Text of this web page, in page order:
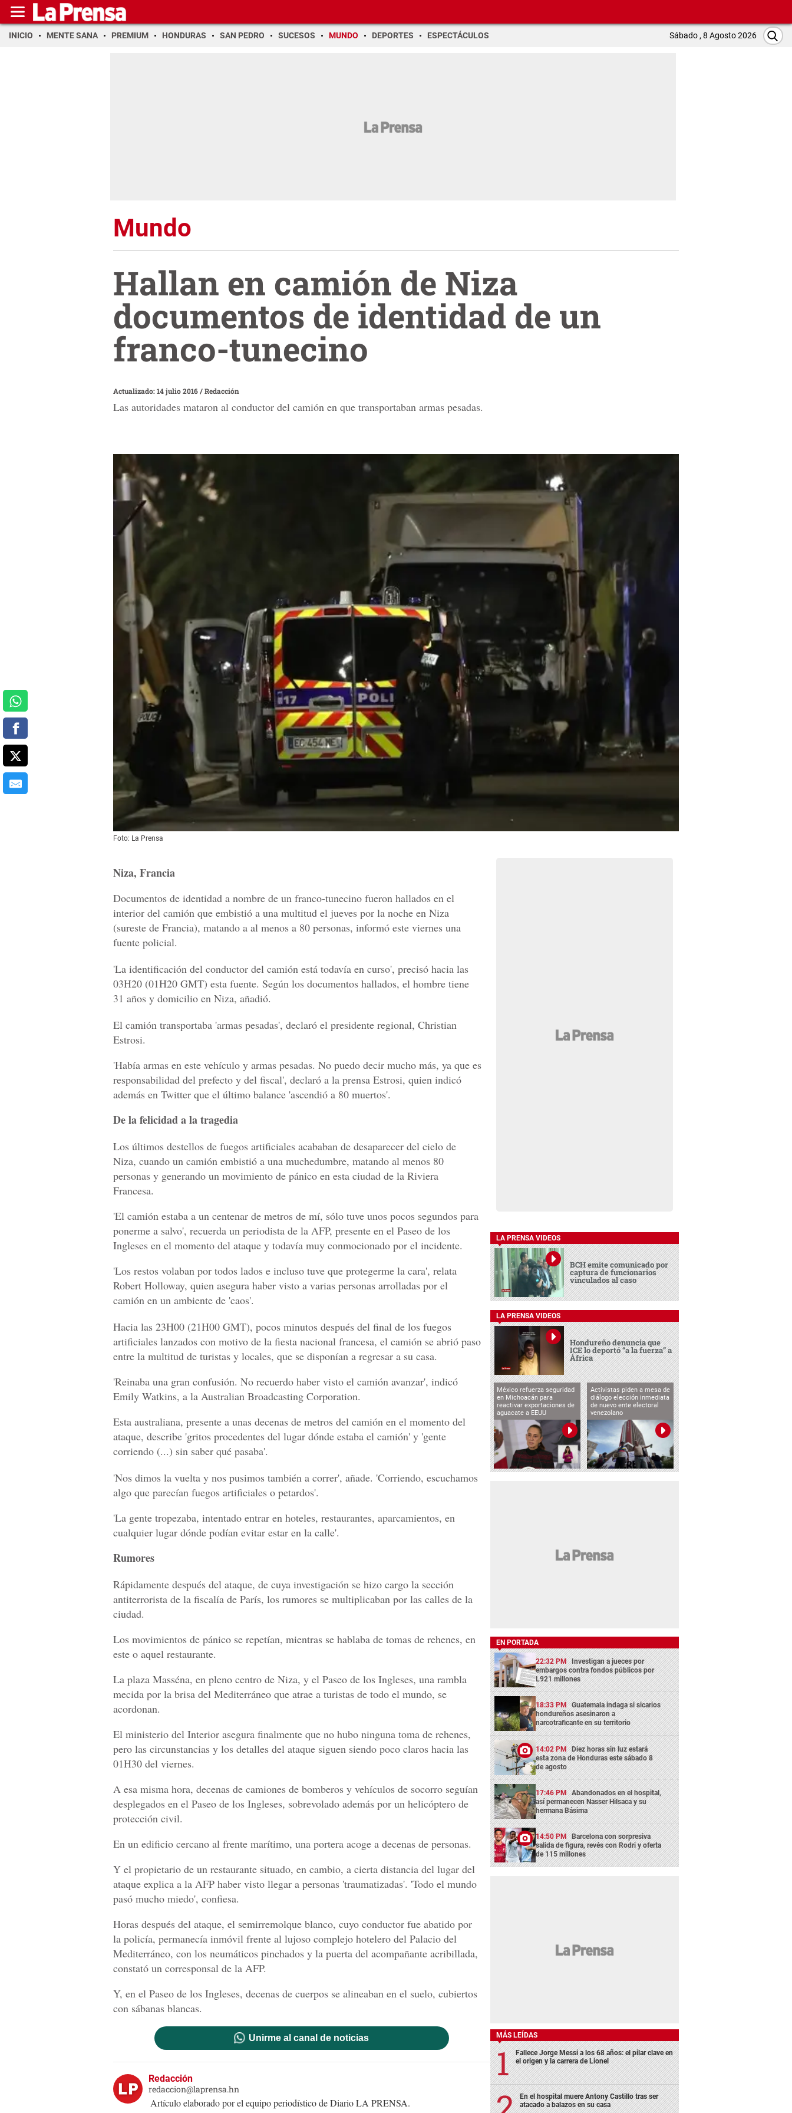
INICIO MENTE SANA PREMIUM HONDURAS SAN PEDRO SUCESOS MUNDO DEPORTES ESPECTÁCULOS Sábado , 8 Agosto 2026
Mundo
Hallan en camión de Niza
documentos de identidad de un
franco-tunecino
Actualizado: 14 julio 2016/Redacción
Las autoridades mataron al conductor del camión en que transportaban armas pesadas.
Foto: La Prensa
Niza, Francia
Documentos de identidad a nombre de un franco-tunecino fueron hallados en el
interior del camión que embistió a una multitud el jueves por la noche en Niza
(sureste de Francia), matando a al menos a 80 personas, informó este viernes una
fuente policial.
'La identificación del conductor del camión está todavía en curso', precisó hacia las
03H20 (01H20 GMT) esta fuente. Según los documentos hallados, el hombre tiene
31 años y domicilio en Niza, añadió.
El camión transportaba 'armas pesadas', declaró el presidente regional, Christian
Estrosi.
'Había armas en este vehículo y armas pesadas. No puedo decir mucho más, ya que es
responsabilidad del prefecto y del fiscal', declaró a la prensa Estrosi, quien indicó
además en Twitter que el último balance 'ascendió a 80 muertos'.
De la felicidad a la tragedia
Los últimos destellos de fuegos artificiales acababan de desaparecer del cielo de
Niza, cuando un camión embistió a una muchedumbre, matando al menos 80
personas y generando un movimiento de pánico en esta ciudad de la Riviera
Francesa.
'El camión estaba a un centenar de metros de mí, sólo tuve unos pocos segundos para
ponerme a salvo', recuerda un periodista de la AFP, presente en el Paseo de los
Ingleses en el momento del ataque y todavía muy conmocionado por el incidente.
'Los restos volaban por todos lados e incluso tuve que protegerme la cara', relata
Robert Holloway, quien asegura haber visto a varias personas arrolladas por el
camión en un ambiente de 'caos'.
Hacia las 23H00 (21H00 GMT), pocos minutos después del final de los fuegos
artificiales lanzados con motivo de la fiesta nacional francesa, el camión se abrió paso
entre la multitud de turistas y locales, que se disponían a regresar a su casa.
'Reinaba una gran confusión. No recuerdo haber visto el camión avanzar', indicó
Emily Watkins, a la Australian Broadcasting Corporation.
Esta australiana, presente a unas decenas de metros del camión en el momento del
ataque, describe 'gritos procedentes del lugar dónde estaba el camión' y 'gente
corriendo (...) sin saber qué pasaba'.
'Nos dimos la vuelta y nos pusimos también a correr', añade. 'Corriendo, escuchamos
algo que parecían fuegos artificiales o petardos'.
'La gente tropezaba, intentado entrar en hoteles, restaurantes, aparcamientos, en
cualquier lugar dónde podían evitar estar en la calle'.
Rumores
Rápidamente después del ataque, de cuya investigación se hizo cargo la sección
antiterrorista de la fiscalía de París, los rumores se multiplicaban por las calles de la
ciudad.
Los movimientos de pánico se repetían, mientras se hablaba de tomas de rehenes, en
este o aquel restaurante.
La plaza Masséna, en pleno centro de Niza, y el Paseo de los Ingleses, una rambla
mecida por la brisa del Mediterráneo que atrae a turistas de todo el mundo, se
acordonan.
El ministerio del Interior asegura finalmente que no hubo ninguna toma de rehenes,
pero las circunstancias y los detalles del ataque siguen siendo poco claros hacia las
01H30 del viernes.
A esa misma hora, decenas de camiones de bomberos y vehículos de socorro seguían
desplegados en el Paseo de los Ingleses, sobrevolado además por un helicóptero de
protección civil.
En un edificio cercano al frente marítimo, una portera acoge a decenas de personas.
Y el propietario de un restaurante situado, en cambio, a cierta distancia del lugar del
ataque explica a la AFP haber visto llegar a personas 'traumatizadas'. 'Todo el mundo
pasó mucho miedo', confiesa.
Horas después del ataque, el semirremolque blanco, cuyo conductor fue abatido por
la policía, permanecía inmóvil frente al lujoso complejo hotelero del Palacio del
Mediterráneo, con los neumáticos pinchados y la puerta del acompañante acribillada,
constató un corresponsal de la AFP.
Y, en el Paseo de los Ingleses, decenas de cuerpos se alineaban en el suelo, cubiertos
con sábanas blancas.
Unirme al canal de noticias
Redacción
redaccion@laprensa.hn
Artículo elaborado por el equipo periodístico de Diario LA PRENSA.
LA PRENSA VIDEOS
BCH emite comunicado por
captura de funcionarios
vinculados al caso
LA PRENSA VIDEOS
Hondureño denuncia que
ICE lo deportó “a la fuerza” a
África
México refuerza seguridad
en Michoacán para
reactivar exportaciones de
aguacate a EEUU
Activistas piden a mesa de
diálogo elección inmediata
de nuevo ente electoral
venezolano
EN PORTADA
22:32 PM Investigan a jueces por
embargos contra fondos públicos por
L921 millones
18:33 PM Guatemala indaga si sicarios
hondureños asesinaron a
narcotraficante en su territorio
14:02 PM Diez horas sin luz estará
esta zona de Honduras este sábado 8
de agosto
17:46 PM Abandonados en el hospital,
así permanecen Nasser Hilsaca y su
hermana Básima
14:50 PM Barcelona con sorpresiva
salida de figura, revés con Rodri y oferta
de 115 millones
MÁS LEÍDAS
Fallece Jorge Messi a los 68 años: el pilar clave en
el origen y la carrera de Lionel
En el hospital muere Antony Castillo tras ser
atacado a balazos en su casa